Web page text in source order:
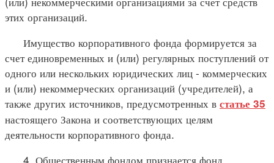
этих организаций.
Имущество корпоративного фонда формируется за
счет единовременных и (или) регулярных поступлений от
одного или нескольких юридических лиц - коммерческих
и (или) некоммерческих организаций (учредителей), а
также других источников, предусмотренных в статье 35
настоящего Закона и соответствующих целям
деятельности корпоративного фонда.
4. Общественным фондом признается фонд,